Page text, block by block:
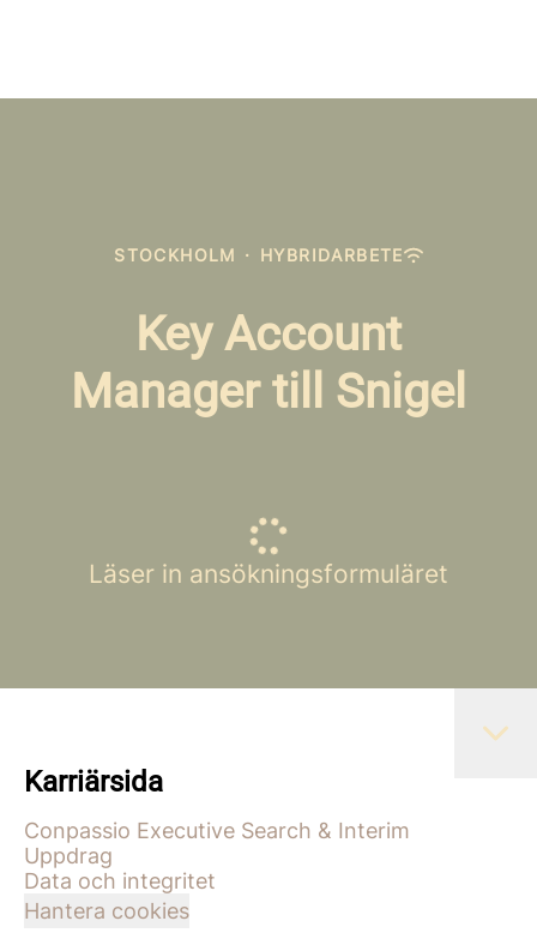
STOCKHOLM · HYBRIDARBETE
Key Account
Manager till Snigel
Läser in ansökningsformuläret
Karriärsida
Conpassio Executive Search & Interim
Uppdrag
Data och integritet
Hantera cookies